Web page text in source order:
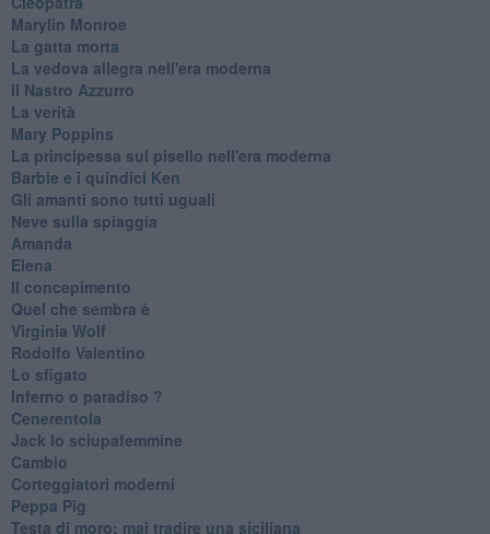
Marylin Monroe
La gatta morta
La vedova allegra nell'era moderna
​Il Nastro Azzurro
La verità
Mary Poppins
La principessa sul pisello nell'era moderna
Barbie e i quindici Ken
Gli amanti sono tutti uguali
Neve sulla spiaggia
Amanda
Elena
Il concepimento
Quel che sembra è
Virginia Wolf
Rodolfo Valentino
Lo sfigato
Inferno o paradiso ?
Cenerentola
Jack lo sciupafemmine
Cambio
Corteggiatori moderni
Peppa Pig
Testa di moro: mai tradire una siciliana